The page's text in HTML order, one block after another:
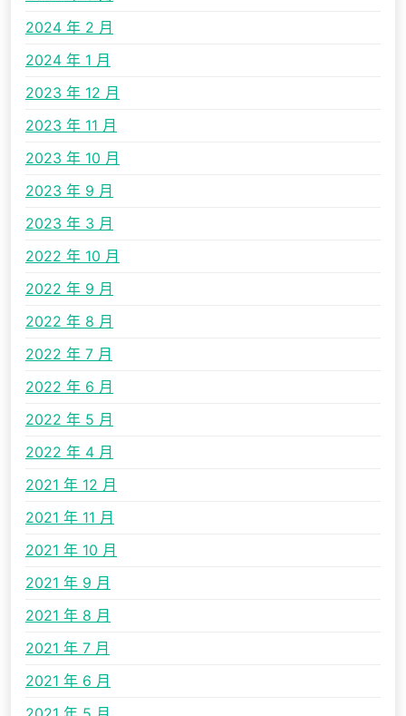
2024 年 2 月
2024 年 1 月
2023 年 12 月
2023 年 11 月
2023 年 10 月
2023 年 9 月
2023 年 3 月
2022 年 10 月
2022 年 9 月
2022 年 8 月
2022 年 7 月
2022 年 6 月
2022 年 5 月
2022 年 4 月
2021 年 12 月
2021 年 11 月
2021 年 10 月
2021 年 9 月
2021 年 8 月
2021 年 7 月
2021 年 6 月